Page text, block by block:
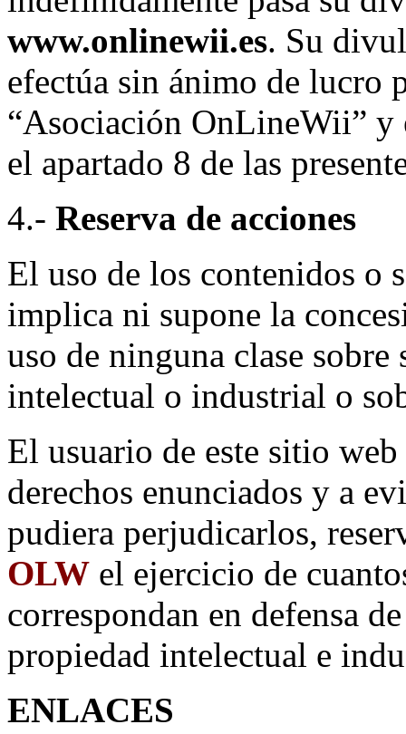
www.onlinewii.es. Su
efectúa sin ánimo de lucro
“Asociación OnLineWii” y
el apartado 8 de las
4.- Reserva de acciones
El uso de los contenidos o
implica ni supone la
uso de ninguna clase sobre
intelectual o industrial o
El usuario de este sitio
derechos enunciados y a
pudiera perjudicarlos,
OLW el ejercicio de
correspondan en defensa
propiedad intelectual e
ENLACES